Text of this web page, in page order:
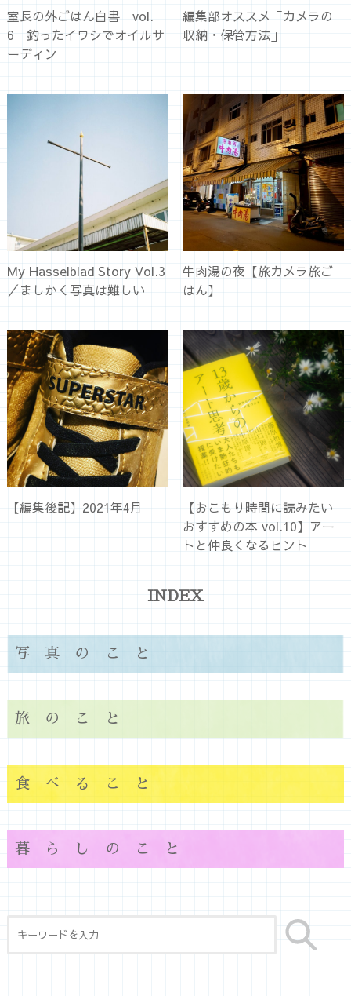
室長の外ごはん白書 vol.
6 釣ったイワシでオイルサ
ーディン
編集部オススメ「カメラの
収納・保管方法」
My Hasselblad Story Vol.3
／ましかく写真は難しい
牛肉湯の夜【旅カメラ旅ご
はん】
【編集後記】2021年4月
【おこもり時間に読みたい
おすすめの本 vol.10】アー
トと仲良くなるヒント
INDEX
写真のこと
旅のこと
食べること
暮らしのこと